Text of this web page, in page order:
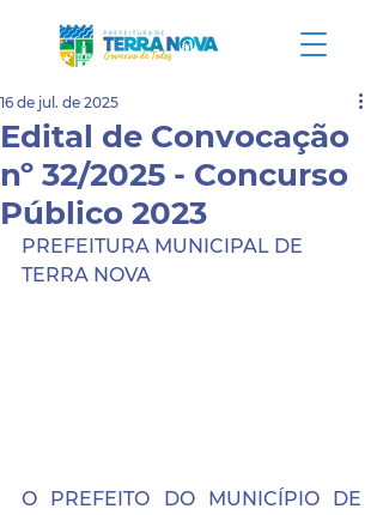
Edital de Convocação
nº 32/2025 - Concurso
Público 2023
16 de jul. de 2025
PREFEITURA MUNICIPAL DE
TERRA NOVA
O PREFEITO DO MUNICÍPIO DE